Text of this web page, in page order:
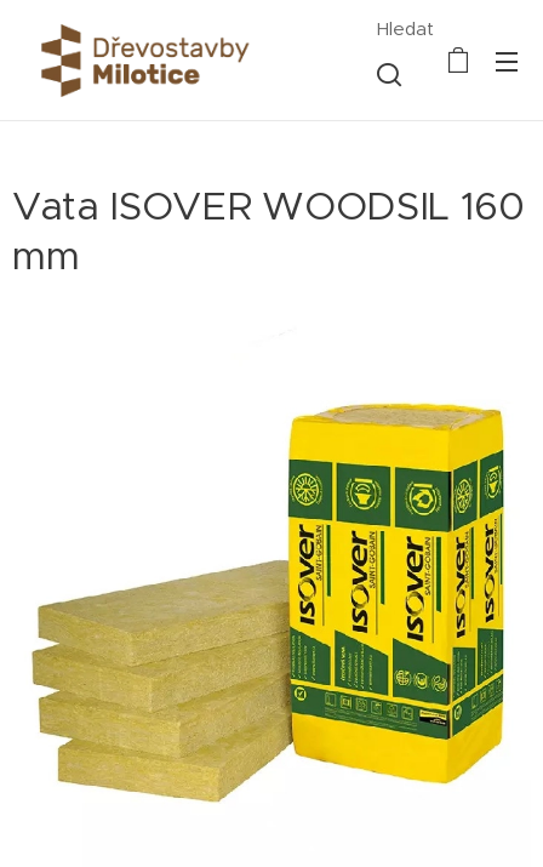
Hledat
Vata ISOVER WOODSIL 160
mm